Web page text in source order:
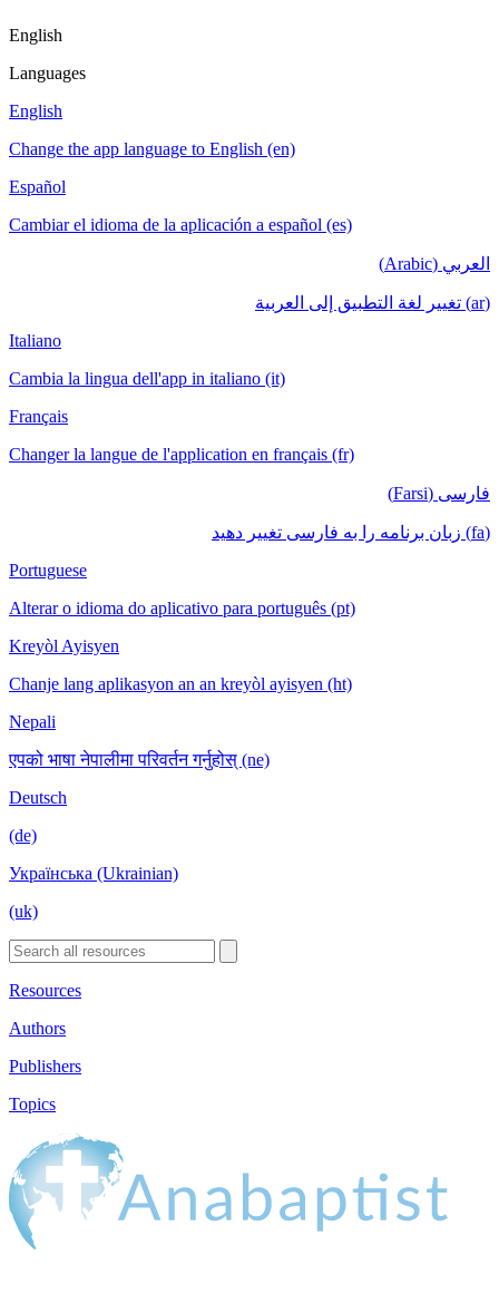
English
Languages
English
Change the app language to English (en)
Español
Cambiar el idioma de la aplicación a español (es)
العربي (Arabic)
(ar) تغيير لغة التطبيق إلى العربية
Italiano
Cambia la lingua dell'app in italiano (it)
Français
Changer la langue de l'application en français (fr)
فارسی (Farsi)
(fa) زبان برنامه را به فارسی تغییر دهید
Portuguese
Alterar o idioma do aplicativo para português (pt)
Kreyòl Ayisyen
Chanje lang aplikasyon an an kreyòl ayisyen (ht)
Nepali
एपको भाषा नेपालीमा परिवर्तन गर्नुहोस् (ne)
Deutsch
(de)
Українська (Ukrainian)
(uk)
Resources
Authors
Publishers
Topics